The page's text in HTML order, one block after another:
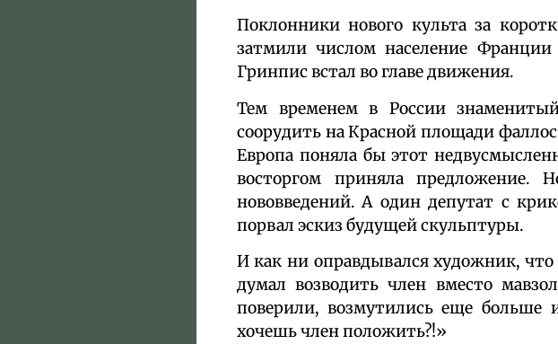
Поклонники нового культа за
затмили числом население
Гринпис встал во главе движения.
Тем временем в России
соорудить на Красной площади
Европа поняла бы этот
восторгом приняла предложение.
нововведений. А один депутат с
порвал эскиз будущей скульптуры.
И как ни оправдывался художник,
думал возводить член вместо
поверили, возмутились еще
хочешь член положить?!»